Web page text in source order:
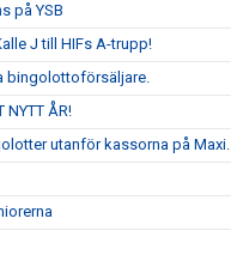
på YSB
J till HIFs A-trupp!
bingolottoförsäljare.
NYTT ÅR!
utanför kassorna på Maxi.